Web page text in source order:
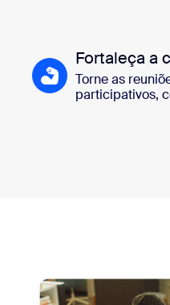
Fortaleça a
Torne as
participativos,